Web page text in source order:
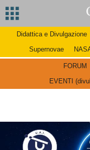
Didattica e Divulgazione
Supernovae
FORUM
EVENTI